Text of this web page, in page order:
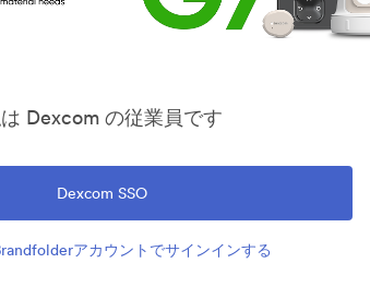
Dexcom の従業員です
Dexcom SSO
アカウントでサインインする